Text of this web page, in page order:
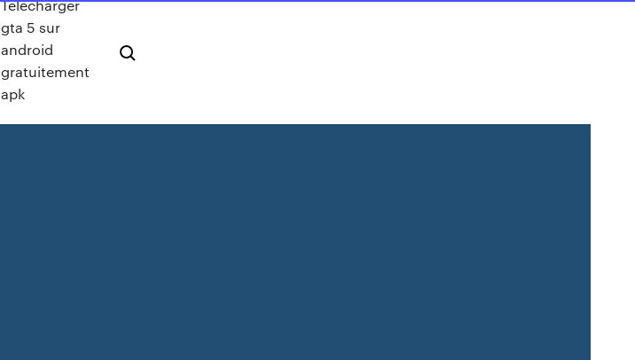
Télécharger
gta 5 sur
android
gratuitement
apk